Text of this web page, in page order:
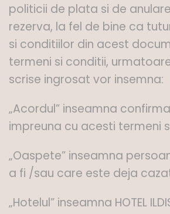
politicii de plata si de
rezerva, la fel de bine ca
si conditiilor din acest
termeni si conditii,
scrise ingrosat vor insemna:
„Acordul” inseamna
impreuna cu acesti termeni
„Oaspete” inseamna
a fi /sau care este deja
„Hotelul” inseamna HOTEL